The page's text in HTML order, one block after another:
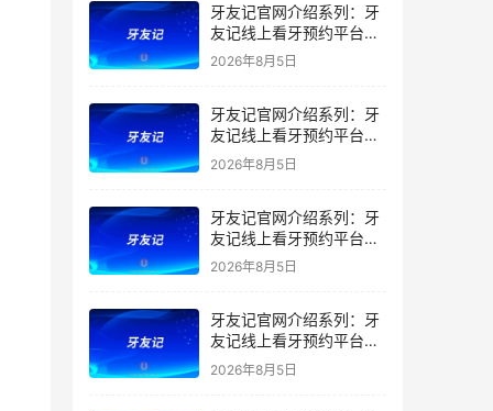
牙友记官网介绍系列：牙
友记线上看牙预约平台是
干什么的？靠谱吗？
2026年8月5日
牙友记官网介绍系列：牙
友记线上看牙预约平台让
看牙不再靠运气
2026年8月5日
牙友记官网介绍系列：牙
友记线上看牙预约平台打
破口腔行业专业壁垒新手
2026年8月5日
牙友记官网介绍系列：牙
友记线上看牙预约平台落
地同城就诊经验打破未知
2026年8月5日